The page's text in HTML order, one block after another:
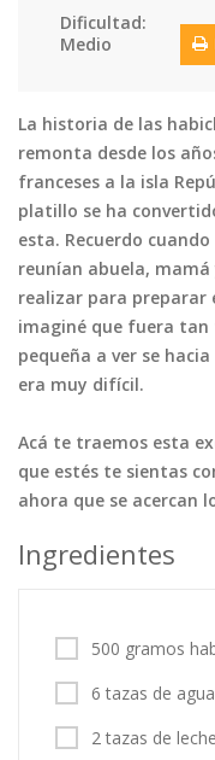
Tortas
Tips y Trucos
Contáctanos
Dificultad:
Medio
La historia de las
remonta desde los
franceses a la isla
platillo se ha
esta. Recuerdo
reunían abuela,
realizar para preparar
imaginé que fuera tan
pequeña a ver se
era muy difícil.
Acá te traemos esta
que estés te sientas
ahora que se acercan
Ingredientes
500 gramos
6 tazas de agua
2 tazas de